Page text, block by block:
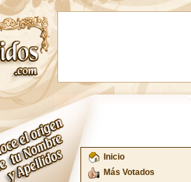
Inicio
Más Votados